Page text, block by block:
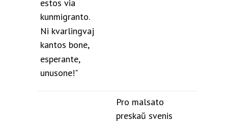
estos via
kunmigranto.
Ni kvarlingvaj
kantos bone,
esperante,
unusone!"
Pro malsato
preskaŭ svenis